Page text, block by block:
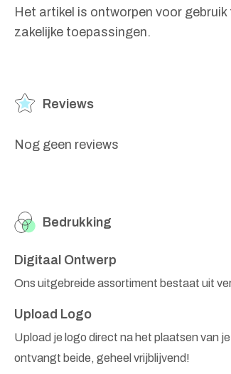
Het artikel is ontworpen voor
zakelijke toepassingen.
Reviews
Nog geen reviews
Bedrukking
Digitaal Ontwerp
Ons uitgebreide assortiment bestaat uit
Upload Logo
Upload je logo direct na het plaatsen van
ontvangt beide, geheel vrijblijvend!